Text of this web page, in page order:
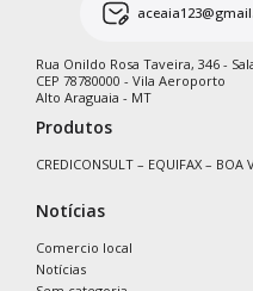
Rua Onildo Rosa Taveira, 346 -
CEP 78780000 - Vila Aeroporto
Alto Araguaia - MT
Produtos
CREDICONSULT – EQUIFAX – BOA
Notícias
Comercio local
Notícias